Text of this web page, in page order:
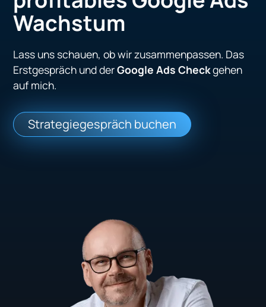
Wachstum
Lass uns schauen, ob wir zusammenpassen. Das
Erstgespräch und derGoogle Ads Checkgehen
auf mich.
Strategiegespräch buchen